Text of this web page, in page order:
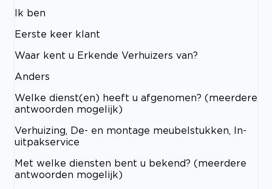
Ik ben
Eerste keer klant
Waar kent u Erkende Verhuizers van?
Anders
Welke dienst(en) heeft u afgenomen? (meerdere
antwoorden mogelijk)
Verhuizing, De- en montage meubelstukken, In-
uitpakservice
Met welke diensten bent u bekend? (meerdere
antwoorden mogelijk)